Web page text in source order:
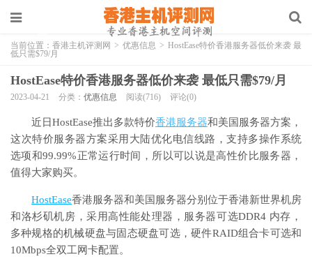
当前位置： 香港主机评测网 > 优惠信息 > HostEase特价香港服务器低价来袭 最
低只需$79/月
HostEase特价香港服务器低价来袭 最低只需$79/月
2023-04-21 分类： 优惠信息 阅读(716) 评论(0)
近日HostEase推出多款特价香港服务器和美国服务器方案，
这次特价服务器方案采用大陆优化电信线路，支持多操作系统
选项和99.99%正常运行时间，所以可以说是高性价比服务器，
值得大家购买。
HostEase香港服务器和美国服务器分别位于香港新世界机房
和洛杉矶机房，采用高性能处理器，服务器可选DDR4 内存，
多种规格的机械硬盘与固态硬盘可选，硬件RAID组合卡可选和
10Mbps全双工网卡配置。